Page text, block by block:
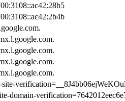
site-
domain-